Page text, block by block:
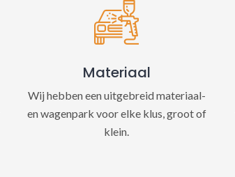
Materiaal
Wij hebben een uitgebreid materiaal-
en wagenpark voor elke klus, groot of
klein.